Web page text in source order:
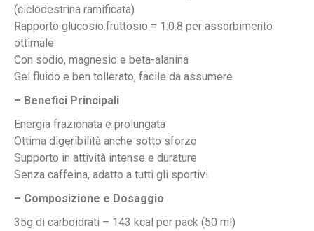
(ciclodestrina ramificata)
Rapporto glucosio:fruttosio = 1:0.8 per assorbimento
ottimale
Con sodio, magnesio e beta-alanina
Gel fluido e ben tollerato, facile da assumere
– Benefici Principali
Energia frazionata e prolungata
Ottima digeribilità anche sotto sforzo
Supporto in attività intense e durature
Senza caffeina, adatto a tutti gli sportivi
– Composizione e Dosaggio
35g di carboidrati – 143 kcal per pack (50 ml)